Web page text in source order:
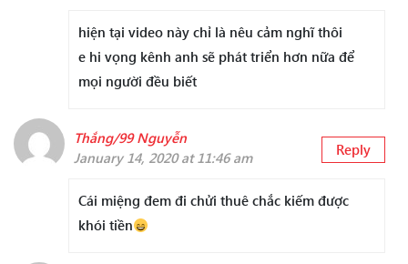
hiện tại video này chỉ là nêu cảm nghĩ thôi
e hi vọng kênh anh sẽ phát triển hơn nữa để
mọi người đều biết
Thắng/99 Nguyễn
January 14, 2020 at 11:46 am
Reply
Cái miệng đem đi chửi thuê chắc kiếm được
khói tiền